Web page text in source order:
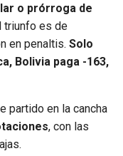
o prórroga de
triunfo es de
en penaltis. Solo
Bolivia paga -163,
partido en la cancha
, con las